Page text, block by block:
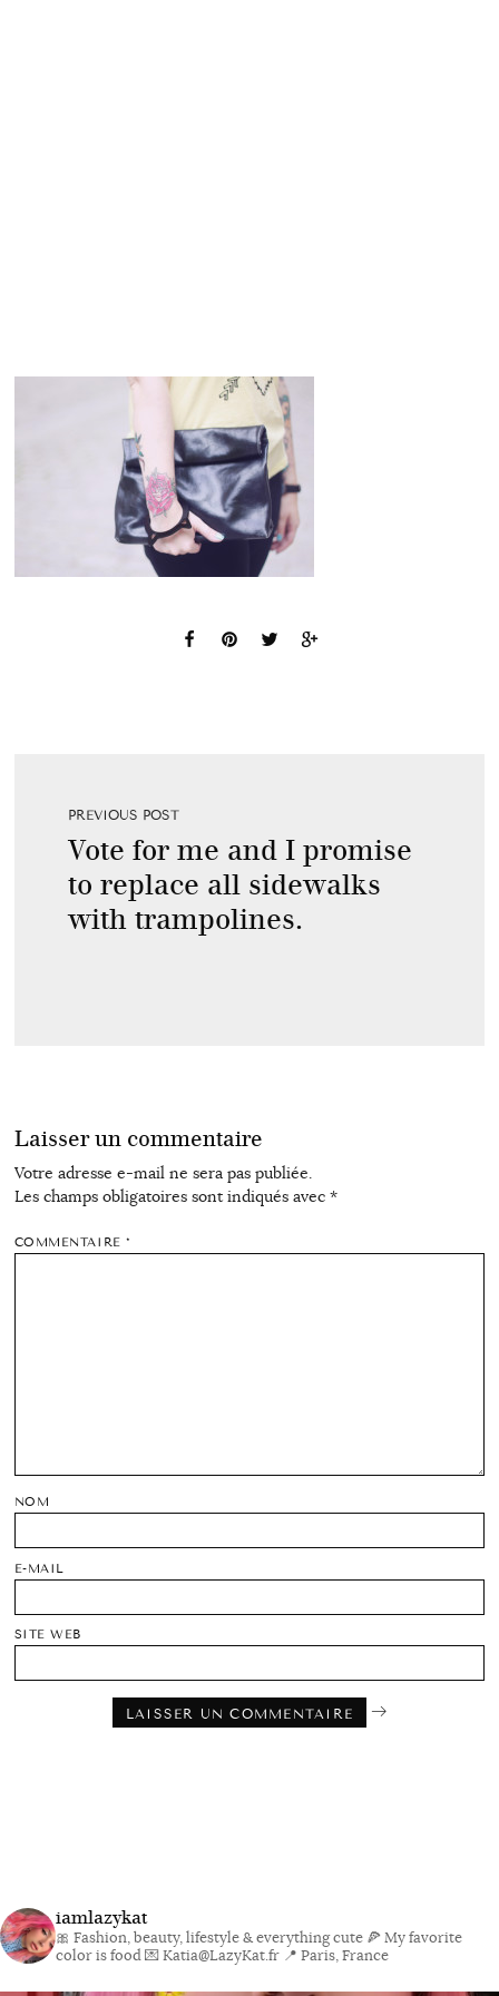
PREVIOUS POST
Vote for me and I promise
to replace all sidewalks
with trampolines.
Laisser un commentaire
Votre adresse e-mail ne sera pas publiée.
Les champs obligatoires sont indiqués avec *
COMMENTAIRE*
NOM
E-MAIL
SITE WEB
iamlazykat
🎀 Fashion, beauty, lifestyle & everything cute 🍕 My favorite
color is food💌 Katia@LazyKat.fr 📍 Paris, France